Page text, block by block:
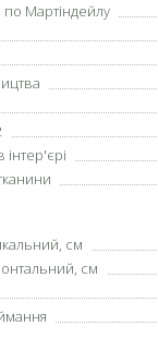
по Мартіндейлу
см
см